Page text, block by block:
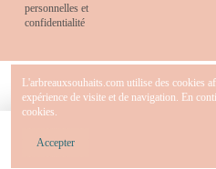
personnelles et
confidentialité
L'arbreauxsouhaits.com utilise des cookies
expérience de visite et de navigation. En
cookies.
Accepter